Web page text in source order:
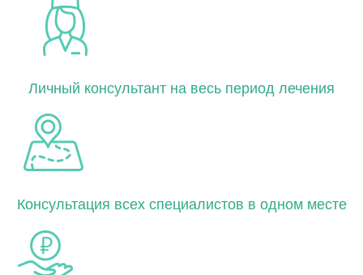
Личный консультант на весь период лечения
Консультация всех специалистов в одном месте